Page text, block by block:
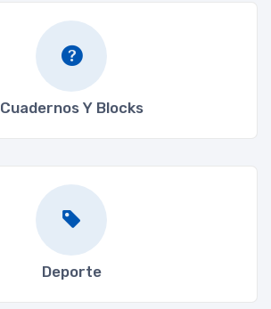
Cuadernos Y Blocks
Deporte